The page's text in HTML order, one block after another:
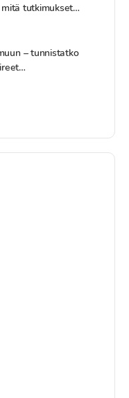
tutkimukset…
– tunnistatko